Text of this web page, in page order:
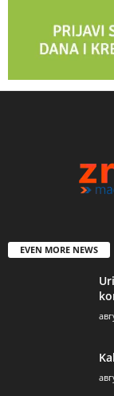
EVEN MORE NEWS